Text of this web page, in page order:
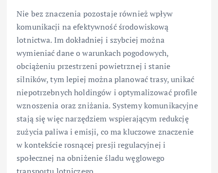
Nie bez znaczenia pozostaje również wpływ
komunikacji na efektywność środowiskową
lotnictwa. Im dokładniej i szybciej można
wymieniać dane o warunkach pogodowych,
obciążeniu przestrzeni powietrznej i stanie
silników, tym lepiej można planować trasy, unikać
niepotrzebnych holdingów i optymalizować profile
wznoszenia oraz zniżania. Systemy komunikacyjne
stają się więc narzędziem wspierającym redukcję
zużycia paliwa i emisji, co ma kluczowe znaczenie
w kontekście rosnącej presji regulacyjnej i
społecznej na obniżenie śladu węglowego